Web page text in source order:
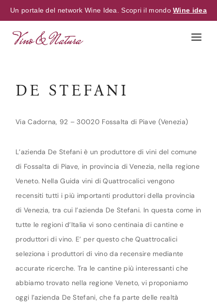
Un portale del network Wine Idea. Scopri il mondoWine idea
DE STEFANI
Via Cadorna, 92 – 30020 Fossalta di Piave (Venezia)
L’azienda De Stefani è un produttore di vini del comune
di Fossalta di Piave, in provincia di Venezia, nella regione
Veneto. Nella Guida vini di Quattrocalici vengono
recensiti tutti i più importanti produttori della provincia
di Venezia, tra cui l’azienda De Stefani. In questa come in
tutte le regioni d’Italia vi sono centinaia di cantine e
produttori di vino. E’ per questo che Quattrocalici
seleziona i produttori di vino da recensire mediante
accurate ricerche. Tra le cantine più interessanti che
abbiamo trovato nella regione Veneto, vi proponiamo
oggi l’azienda De Stefani, che fa parte delle realtà